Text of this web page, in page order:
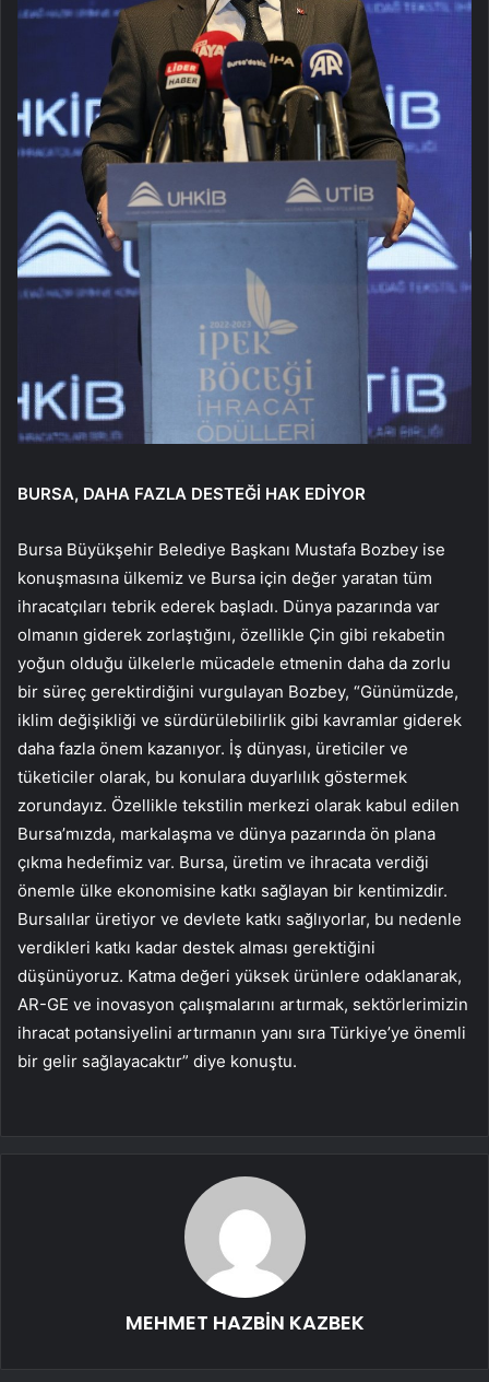
BURSA, DAHA FAZLA DESTEĞİ HAK EDİYOR
Bursa Büyükşehir Belediye Başkanı Mustafa Bozbey ise
konuşmasına ülkemiz ve Bursa için değer yaratan tüm
ihracatçıları tebrik ederek başladı. Dünya pazarında var
olmanın giderek zorlaştığını, özellikle Çin gibi rekabetin
yoğun olduğu ülkelerle mücadele etmenin daha da zorlu
bir süreç gerektirdiğini vurgulayan Bozbey, “Günümüzde,
iklim değişikliği ve sürdürülebilirlik gibi kavramlar giderek
daha fazla önem kazanıyor. İş dünyası, üreticiler ve
tüketiciler olarak, bu konulara duyarlılık göstermek
zorundayız. Özellikle tekstilin merkezi olarak kabul edilen
Bursa’mızda, markalaşma ve dünya pazarında ön plana
çıkma hedefimiz var. Bursa, üretim ve ihracata verdiği
önemle ülke ekonomisine katkı sağlayan bir kentimizdir.
Bursalılar üretiyor ve devlete katkı sağlıyorlar, bu nedenle
verdikleri katkı kadar destek alması gerektiğini
düşünüyoruz. Katma değeri yüksek ürünlere odaklanarak,
AR-GE ve inovasyon çalışmalarını artırmak, sektörlerimizin
ihracat potansiyelini artırmanın yanı sıra Türkiye’ye önemli
bir gelir sağlayacaktır” diye konuştu.
MEHMET HAZBİN KAZBEK